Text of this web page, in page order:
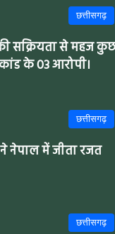
छत्तीसगढ़
सक्रियता से महज कुछ
के 03 आरोपी।
छत्तीसगढ़
ने नेपाल में जीता रजत
छत्तीसगढ़